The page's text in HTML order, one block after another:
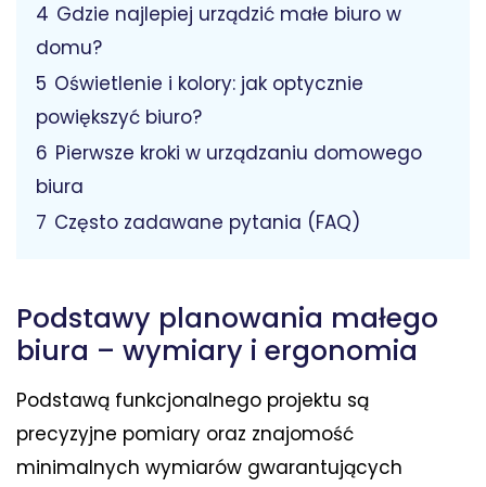
4 Gdzie najlepiej urządzić małe biuro w
domu?
5 Oświetlenie i kolory: jak optycznie
powiększyć biuro?
6 Pierwsze kroki w urządzaniu domowego
biura
7 Często zadawane pytania (FAQ)
Podstawy planowania małego
biura – wymiary i ergonomia
Podstawą funkcjonalnego projektu są
precyzyjne pomiary oraz znajomość
minimalnych wymiarów gwarantujących